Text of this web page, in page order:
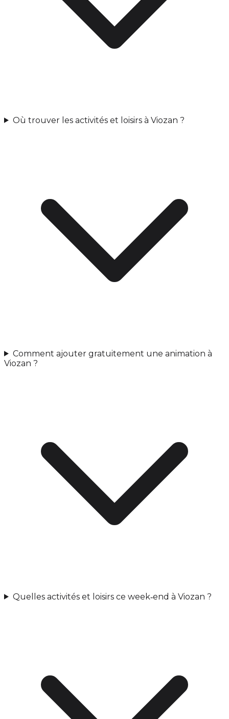
Où trouver les activités et loisirs à Viozan ?
Comment ajouter gratuitement une animation à
Viozan ?
Quelles activités et loisirs ce week‑end à Viozan ?